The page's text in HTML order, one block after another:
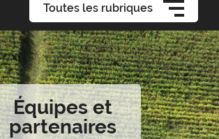
Toutes les rubriques
Équipes et
partenaires